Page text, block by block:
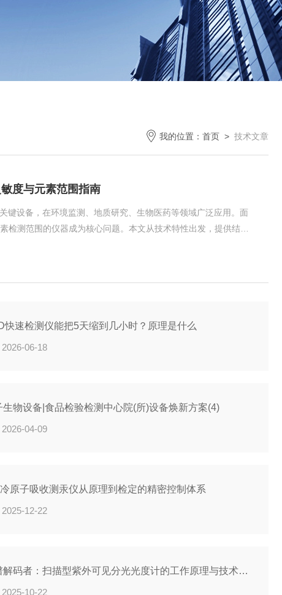
我的位置： 首页 > 技术文章
度与元素范围指南
键设备，在环境监测、地质研究、生物医药等领域广泛应用。面
检测范围的仪器成为核心问题。本文从技术特性出发，提供结构
精准检测的基石，核心技术解析灵敏度是衡量仪器微量检测能
浓度：优先选择检出限低且特征浓度优异...
快速检测仪能把5天缩到几小时？原理是什么
2026-06-18
生物设备|食品检验检测中心院(所)设备焕新方案(4)
2026-04-09
原子吸收测汞仪从原理到检定的精密控制体系
2025-12-22
光谱解码者：扫描型紫外可见分光光度计的工作原理与技术解析
2025-10-22